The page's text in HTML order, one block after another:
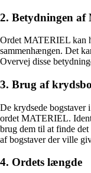
2. Betydningen
Ordet MATERIEL kan
sammenhængen. Det
Overvej disse
3. Brug af
De krydsede bogstaver
ordet MATERIEL.
brug dem til at finde
af bogstaver der ville
4. Ordets længde